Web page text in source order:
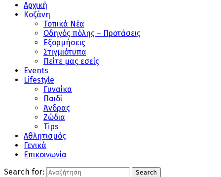
Αρχική
Κοζάνη
Τοπικά Νέα
Οδηγός πόλης – Προτάσεις
Εξορμήσεις
Στιγμιότυπα
Πείτε μας εσείς
Events
Lifestyle
Γυναίκα
Παιδί
Άνδρας
Ζώδια
Tips
Αθλητισμός
Γενικά
Επικοινωνία
Search for:
Search